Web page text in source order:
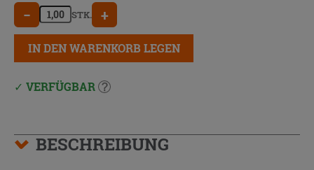
− STK. +
IN DEN WARENKORB LEGEN
VERFÜGBAR
BESCHREIBUNG